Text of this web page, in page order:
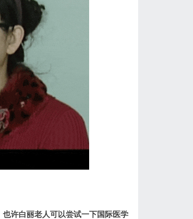
也许白丽老人可以尝试一下国际医学